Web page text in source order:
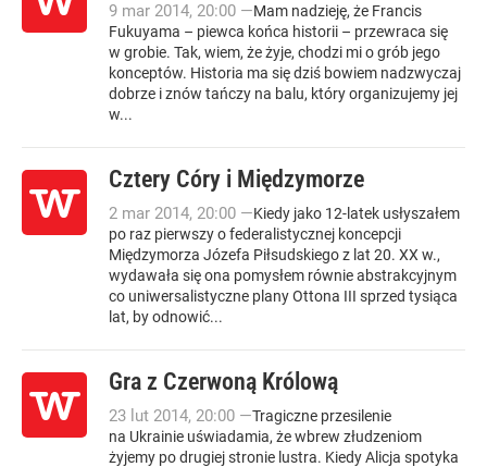
9 mar 2014, 20:00 —Mam nadzieję, że Francis
Fukuyama – piewca końca historii – przewraca się
w grobie. Tak, wiem, że żyje, chodzi mi o grób jego
konceptów. Historia ma się dziś bowiem nadzwyczaj
dobrze i znów tańczy na balu, który organizujemy jej
w...
Cztery Córy i Międzymorze
2 mar 2014, 20:00 —Kiedy jako 12-latek usłyszałem
po raz pierwszy o federalistycznej koncepcji
Międzymorza Józefa Piłsudskiego z lat 20. XX w.,
wydawała się ona pomysłem równie abstrakcyjnym
co uniwersalistyczne plany Ottona III sprzed tysiąca
lat, by odnowić...
Gra z Czerwoną Królową
23 lut 2014, 20:00 —Tragiczne przesilenie
na Ukrainie uświadamia, że wbrew złudzeniom
żyjemy po drugiej stronie lustra. Kiedy Alicja spotyka